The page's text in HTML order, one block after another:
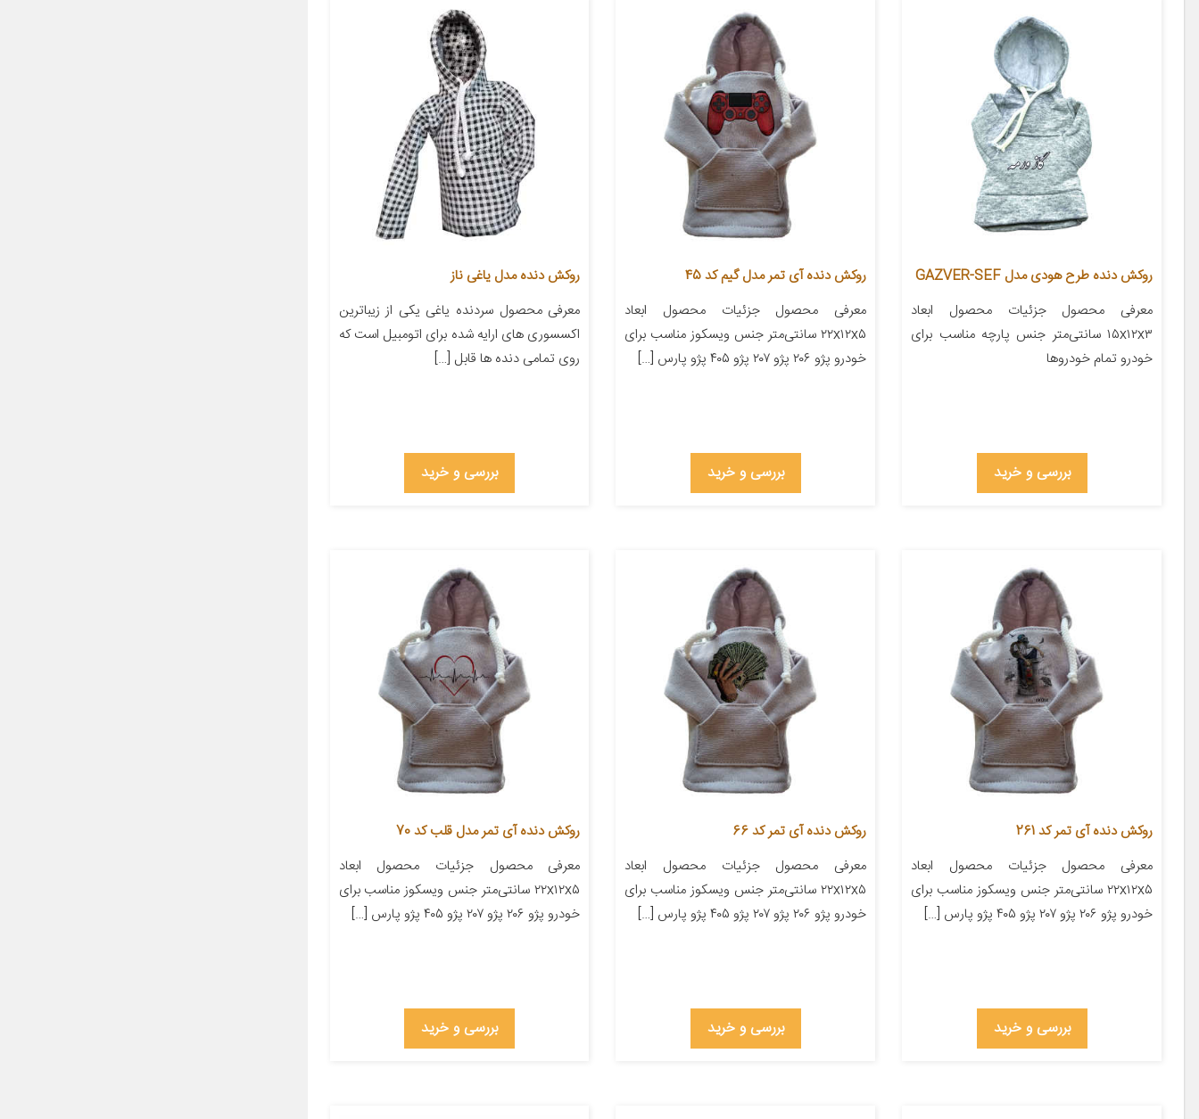
روکش دنده طرح هودی مدل GAZVER-SEF
معرفی محصول جزئیات محصول ابعاد
۱۵x۱۲x۳ سانتی‌متر جنس پارچه مناسب برای
خودرو تمام خودروها
بررسی و خرید
روکش دنده آی تمر مدل گیم کد 45
معرفی محصول جزئیات محصول ابعاد
۲۲x۱۲x۵ سانتی‌متر جنس ویسکوز مناسب برای
خودرو پژو ۲۰۶ پژو ۲۰۷ پژو ۴۰۵ پژو پارس […]
بررسی و خرید
روکش دنده مدل یاغی ناز
معرفی محصول سردنده یاغی یکی از زیباترین
اکسسوری های ارایه شده برای اتومبیل است که
روی تمامی دنده ها قابل […]
بررسی و خرید
روکش دنده آی تمر کد 261
معرفی محصول جزئیات محصول ابعاد
۲۲x۱۲x۵ سانتی‌متر جنس ویسکوز مناسب برای
خودرو پژو ۲۰۶ پژو ۲۰۷ پژو ۴۰۵ پژو پارس […]
بررسی و خرید
روکش دنده آی تمر کد 66
معرفی محصول جزئیات محصول ابعاد
۲۲x۱۲x۵ سانتی‌متر جنس ویسکوز مناسب برای
خودرو پژو ۲۰۶ پژو ۲۰۷ پژو ۴۰۵ پژو پارس […]
بررسی و خرید
روکش دنده آی تمر مدل قلب کد 70
معرفی محصول جزئیات محصول ابعاد
۲۲x۱۲x۵ سانتی‌متر جنس ویسکوز مناسب برای
خودرو پژو ۲۰۶ پژو ۲۰۷ پژو ۴۰۵ پژو پارس […]
بررسی و خرید